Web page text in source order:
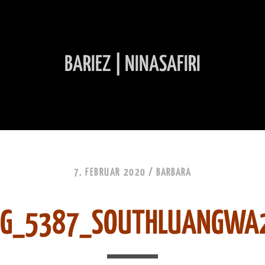
7. FEBRUAR 2020 / BARBARA
BARIEZ | NINASAFIRI